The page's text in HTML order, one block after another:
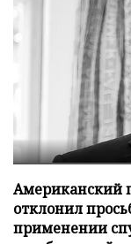
Американский
отклонил
применении